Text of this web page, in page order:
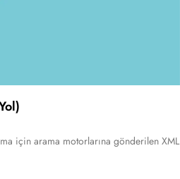
için arama motorlarına gönderilen XML